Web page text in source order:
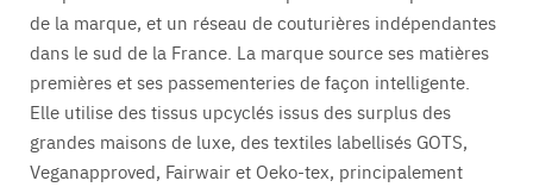
de la marque, et un réseau de couturières indépendantes
dans le sud de la France. La marque source ses matières
premières et ses passementeries de façon intelligente.
Elle utilise des tissus upcyclés issus des surplus des
grandes maisons de luxe, des textiles labellisés GOTS,
Veganapproved, Fairwair et Oeko-tex, principalement